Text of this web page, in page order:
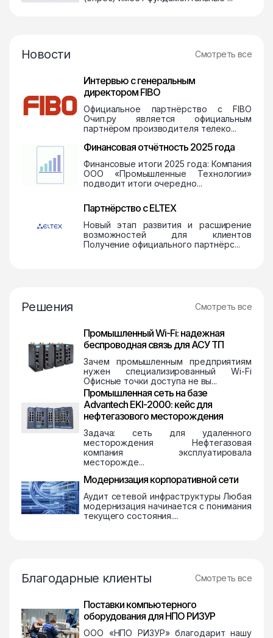
Новости Смотреть все
Интервью с генеральным
директором FIBO
Официальное партнёрство с FIBO
Очип.ру является официальным
партнёром производителя телеко...
Финансовая отчётность 2025 года
Финансовые итоги 2025 года: Компания
ООО «Промышленные Технологии»
подводит итоги очередно...
Партнёрство с ELTEX
Новый этап развития и расширение
возможностей для клиентов
Получение официального партнёрс...
Решения Смотреть все
Промышленный Wi-Fi: надежная
беспроводная связь для АСУ ТП
Зачем промышленным предприятиям
нужен специализированный Wi-Fi
Офисные точки доступа не вы...
Промышленная сеть на базе
Advantech EKI-2000: кейс для
нефтегазового месторождения
Задача: сеть для удаленного
месторождения Нефтегазовая
компания эксплуатировала
месторожде...
Модернизация корпоративной сети
Аудит сетевой инфраструктуры Любая
модернизация начинается с понимания
текущего состояния....
Благодарные клиенты Смотреть все
Поставки компьютерного
оборудования для НПО РИЗУР
ООО «НПО РИЗУР» благодарит нашу